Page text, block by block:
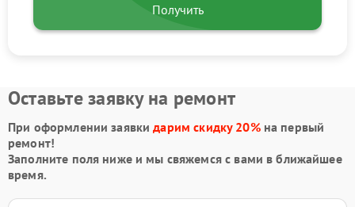
Получить
Оставьте заявку на ремонт
При оформлении заявкидарим скидку 20%на первый
ремонт!
Заполните поля ниже и мы свяжемся с вами в ближайшее
время.